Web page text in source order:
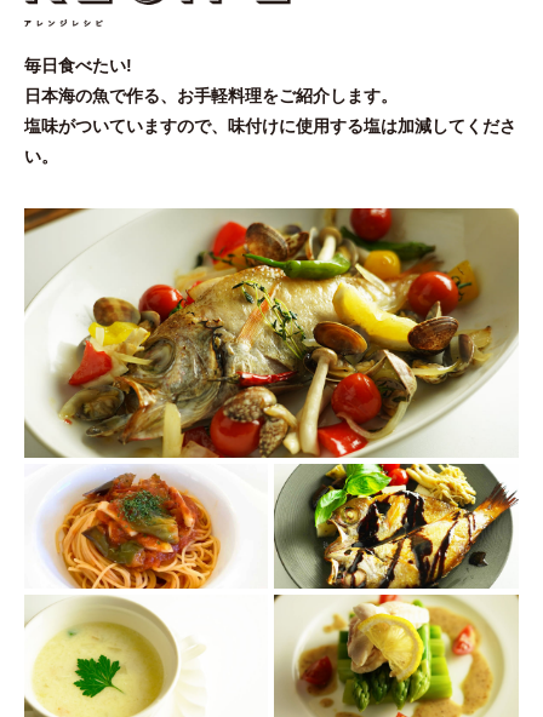
毎日食べたい!
日本海の魚で作る、お手軽料理をご紹介します。
塩味がついていますので、味付けに使用する塩は加減してくださ
い。